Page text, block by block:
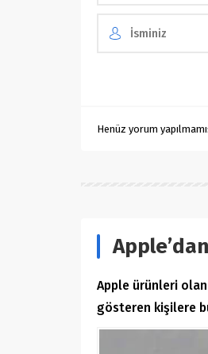
Henüz yorum
Apple ürünleri
gösteren kişilere